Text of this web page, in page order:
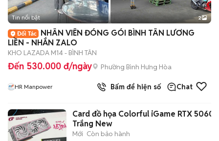
Tin nổi bật 2
NHÂN VIÊN ĐÓNG GÓI BÌNH TÂN LƯƠNG
LIỀN - NHẮN ZALO
KHO LAZADA M14 - BÌNH TÂN
Đến 530.000 đ/ngày Phường Bình Hưng Hòa
HR Manpower Bấm để hiện số Chat
Card đồ họa Colorful iGame RTX 5060
Trắng New
Mới Còn bảo hành